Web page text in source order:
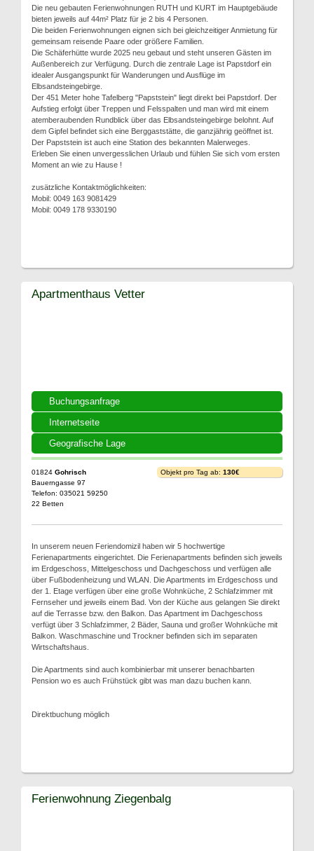
Die neu gebauten Ferienwohnungen RUTH und KURT im Hauptgebäude
bieten jeweils auf 44m² Platz für je 2 bis 4 Personen.
Die beiden Ferienwohnungen eignen sich bei gleichzeitiger Anmietung für
gemeinsam reisende Paare oder größere Familien.
Die Schäferhütte wurde 2025 neu gebaut und steht unseren Gästen im
Außenbereich zur Verfügung. Durch die zentrale Lage ist Papstdorf ein
idealer Ausgangspunkt für Wanderungen und Ausflüge im
Elbsandsteingebirge.
Der 451 Meter hohe Tafelberg "Papststein" liegt direkt bei Papstdorf. Der
Aufstieg erfolgt über Treppen und Felsspalten und man wird mit einem
atemberaubenden Rundblick über das Elbsandsteingebirge belohnt. Auf
dem Gipfel befindet sich eine Berggaststätte, die ganzjährig geöffnet ist.
Der Papststein ist auch eine Station des bekannten Malerweges.
Erleben Sie einen unvergesslichen Urlaub und fühlen Sie sich vom ersten
Moment an wie zu Hause !
zusätzliche Kontaktmöglichkeiten:
Mobil: 0049 163 9081429
Mobil: 0049 178 9330190
Buchungsanfrage
Internetseite
Geografische Lage
Apartmenthaus Vetter
01824 Gohrisch
Bauerngasse 97
Telefon: 035021 59250
22 Betten
Objekt pro Tag ab: 130€
In unserem neuen Feriendomizil haben wir 5 hochwertige
Ferienapartments eingerichtet. Die Ferienapartments befinden sich jeweils
im Erdgeschoss, Mittelgeschoss und Dachgeschoss und verfügen alle
über Fußbodenheizung und WLAN. Die Apartments im Erdgeschoss und
der 1. Etage verfügen über eine große Wohnküche, 2 Schlafzimmer mit
Fernseher und jeweils einem Bad. Von der Küche aus gelangen Sie direkt
auf die Terrasse bzw. den Balkon. Das Apartment im Dachgeschoss
verfügt über 3 Schlafzimmer, 2 Bäder, Sauna und großer Wohnküche mit
Balkon. Waschmaschine und Trockner befinden sich im separaten
Wirtschaftshaus.
Die Apartments sind auch kombinierbar mit unserer benachbarten
Pension wo es auch Frühstück gibt was man dazu buchen kann.
Direktbuchung möglich
Ferienwohnung Ziegenbalg